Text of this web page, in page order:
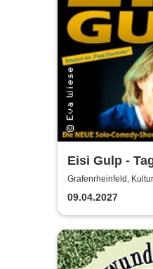
Eisi Gulp -
Komikers 2
Programm)
Grafenrheinfeld,
09.04.2027